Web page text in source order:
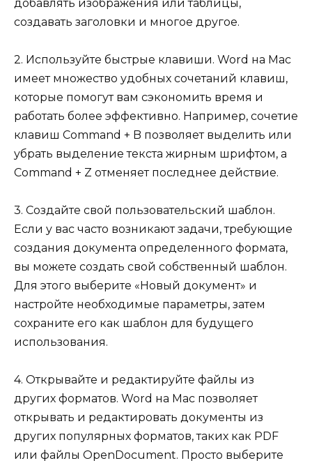
добавлять изображения или таблицы,
создавать заголовки и многое другое.
2. Используйте быстрые клавиши. Word на Mac
имеет множество удобных сочетаний клавиш,
которые помогут вам сэкономить время и
работать более эффективно. Например, сочетие
клавиш Command + B позволяет выделить или
убрать выделение текста жирным шрифтом, а
Command + Z отменяет последнее действие.
3. Создайте свой пользовательский шаблон.
Если у вас часто возникают задачи, требующие
создания документа определенного формата,
вы можете создать свой собственный шаблон.
Для этого выберите «Новый документ» и
настройте необходимые параметры, затем
сохраните его как шаблон для будущего
использования.
4. Открывайте и редактируйте файлы из
других форматов. Word на Mac позволяет
открывать и редактировать документы из
других популярных форматов, таких как PDF
или файлы OpenDocument. Просто выберите